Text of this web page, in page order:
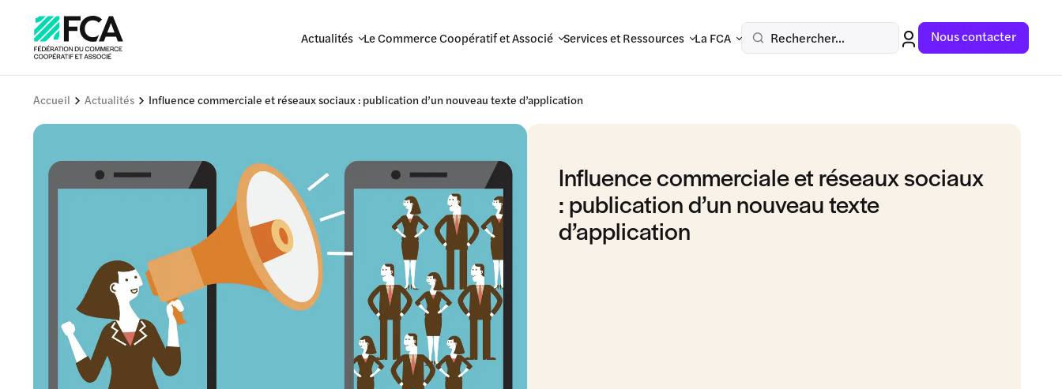
Actualités Le Commerce Coopératif et Associé Services et Ressources La FCA Rechercher... Nous contacter
Accueil Actualités Influence commerciale et réseaux sociaux : publication d’un nouveau texte d’application
Influence commerciale et réseaux sociaux
: publication d’un nouveau texte
d’application